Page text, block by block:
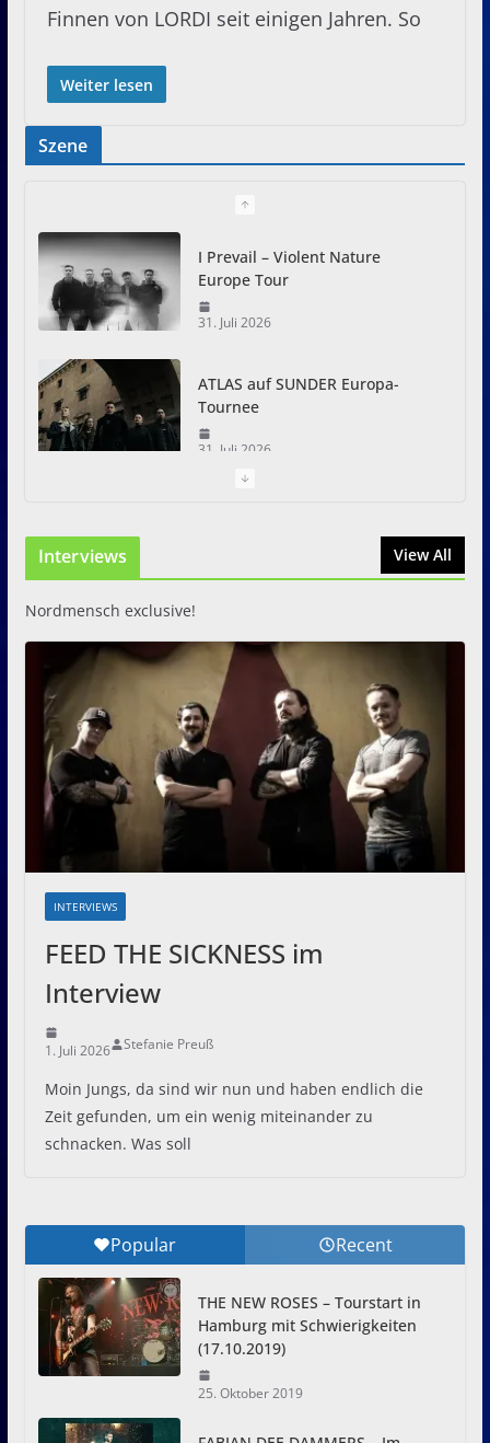
Finnen von LORDI seit einigen Jahren. So
Weiter lesen
Szene
I Prevail – Violent Nature
Europe Tour
31. Juli 2026
ATLAS auf SUNDER Europa-
Tournee
31. Juli 2026
Zwei Tage Rock und Metal in
Interviews View All
Nordmensch exclusive!
INTERVIEWS
FEED THE SICKNESS im
Interview
1. Juli 2026 Stefanie Preuß
Moin Jungs, da sind wir nun und haben endlich die
Zeit gefunden, um ein wenig miteinander zu
schnacken. Was soll
Popular Recent
THE NEW ROSES – Tourstart in
Hamburg mit Schwierigkeiten
(17.10.2019)
25. Oktober 2019